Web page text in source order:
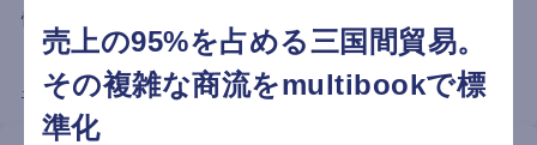
情報共有を実現し、属人化の解消と管理体制の強化につなげま
した。
インタビュー詳細はこちら
売上の95%を占める三国間貿易。
その複雑な商流をmultibookで標
準化